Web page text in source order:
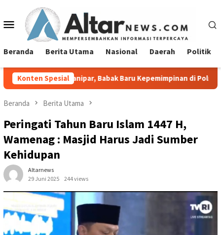
konten Menu
Mobile
Beranda Berita Utama Nasional Daerah Politik
Konten Spesial
Babak Baru Kepemimpinan di Polresta Bandar Lampung
Beranda Berita Utama
Peringati Tahun Baru Islam 1447 H,
Wamenag : Masjid Harus Jadi Sumber
Kehidupan
Altarnews
29 Juni 2025
244 views